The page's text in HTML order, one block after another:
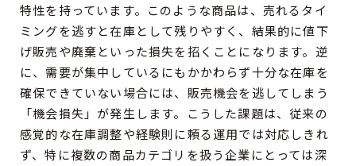
特性を持っています。このような商品は、売れるタイ
ミングを逃すと在庫として残りやすく、結果的に値下
げ販売や廃棄といった損失を招くことになります。逆
に、需要が集中しているにもかかわらず十分な在庫を
確保できていない場合には、販売機会を逃してしまう
「機会損失」が発生します。こうした課題は、従来の
感覚的な在庫調整や経験則に頼る運用では対応しきれ
ず、特に複数の商品カテゴリを扱う企業にとっては深